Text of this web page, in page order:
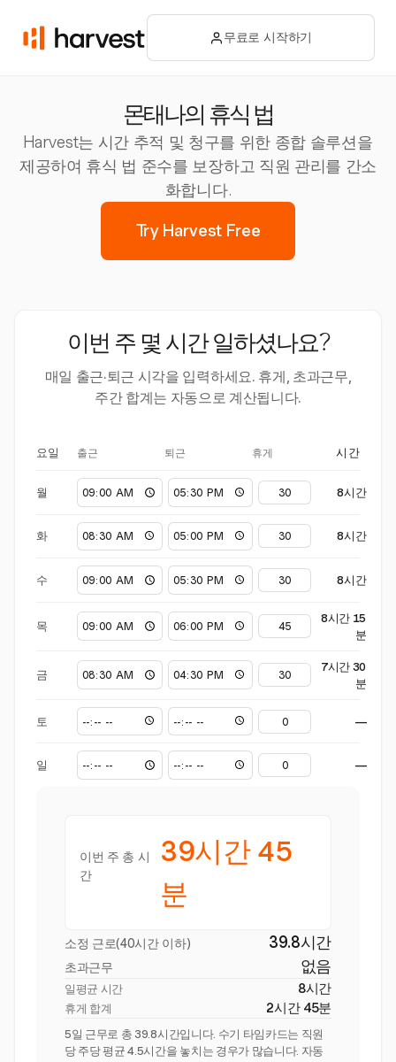
무료로 시작하기
몬태나의 휴식 법
Harvest는 시간 추적 및 청구를 위한 종합 솔루션을
제공하여 휴식 법 준수를 보장하고 직원 관리를 간소
화합니다.
Try Harvest Free
이번 주 몇 시간 일하셨나요?
매일 출근·퇴근 시각을 입력하세요. 휴게, 초과근무,
주간 합계는 자동으로 계산됩니다.
요일 출근 퇴근 휴게 시간
월 8시간
화 8시간
수 8시간
목
8시간 15
분
금
7시간 30
분
토 —
일 —
이번 주 총 시
간
39시간 45
분
소정 근로(40시간 이하) 39.8시간
초과근무 없음
일평균 시간 8시간
휴게 합계 2시간 45분
5일 근무로 총 39.8시간입니다. 수기 타임카드는 직원
당 주당 평균 4.5시간을 놓치는 경우가 많습니다. 자동